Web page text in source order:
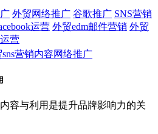
外贸网络推广 谷歌推广 SNS营销
运营 外贸edm邮件营销 外贸
营
营销内容网络推广
与利用是提升品牌影响力的关